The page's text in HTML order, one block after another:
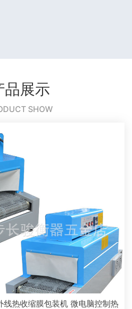
品展示
SHOW
线热收缩膜包装机 微电脑控制热